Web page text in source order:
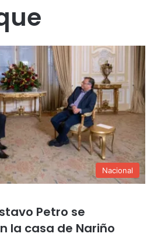
Nacional
Petro se
la casa de Nariño